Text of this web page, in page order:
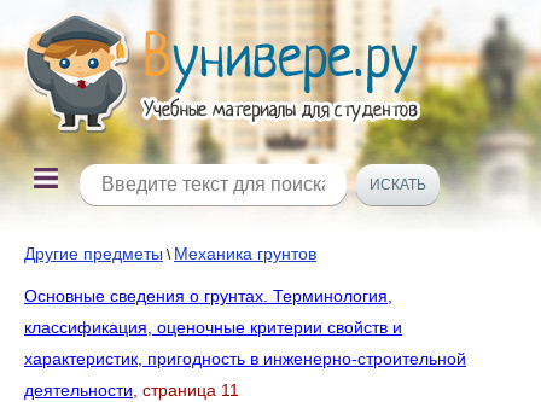
Другие предметы \ Механика грунтов
Основные сведения о грунтах. Терминология,
классификация, оценочные критерии свойств и
характеристик, пригодность в инженерно-строительной
деятельности , страница 11